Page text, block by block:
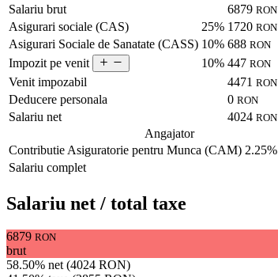
Salariu brut
6879 RON
Asigurari sociale (CAS) 25% 1720 RON
Asigurari Sociale de Sanatate (CASS) 10% 688 RON
Impozit pe venit 10% 447 RON
Venit impozabil 4471 RON
Deducere personala 0 RON
Salariu net 4024 RON
Angajator
Contributie Asiguratorie pentru Munca (CAM) 2.25%
Salariu complet
Salariu net / total taxe
6879 RON
brut
58.50% net (4024 RON)